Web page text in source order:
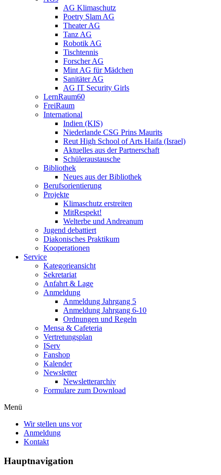
AG Klimaschutz
Poetry Slam AG
Theater AG
Tanz AG
Robotik AG
Tischtennis
Forscher AG
Mint AG für Mädchen
Sanitäter AG
AG IT Security Girls
LernRaum60
FreiRaum
International
Indien (KIS)
Niederlande CSG Prins Maurits
Reut High School of Arts Haifa (Israel)
Aktuelles aus der Partnerschaft
Schüleraustausche
Bibliothek
Neues aus der Bibliothek
Berufsorientierung
Projekte
Klimaschutz erstreiten
MitRespekt!
Welterbe und Andreanum
Jugend debattiert
Diakonisches Praktikum
Kooperationen
Service
Kategorieansicht
Sekretariat
Anfahrt & Lage
Anmeldung
Anmeldung Jahrgang 5
Anmeldung Jahrgang 6-10
Ordnungen und Regeln
Mensa & Cafeteria
Vertretungsplan
IServ
Fanshop
Kalender
Newsletter
Newsletterarchiv
Formulare zum Download
Menü
Wir stellen uns vor
Anmeldung
Kontakt
Hauptnavigation